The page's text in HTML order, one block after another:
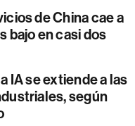
de China cae a
bajo en casi dos
IA se extiende a las
según